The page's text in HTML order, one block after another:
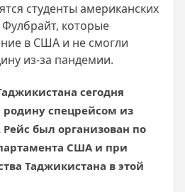
студенты американских
которые
в США и не смогли
из-за пандемии.
сегодня
спецрейсом из
был организован по
США и при
Таджикистана в этой